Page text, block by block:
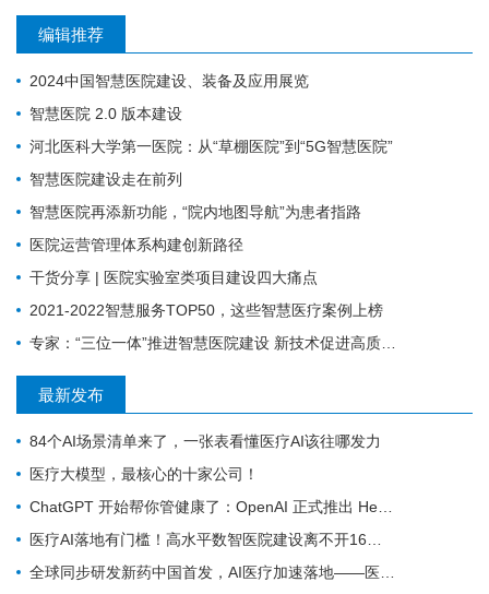
编辑推荐
2024中国智慧医院建设、装备及应用展览
智慧医院 2.0 版本建设
河北医科大学第一医院：从“草棚医院”到“5G智慧医院”
智慧医院建设走在前列
智慧医院再添新功能，“院内地图导航”为患者指路
医院运营管理体系构建创新路径
干货分享 | 医院实验室类项目建设四大痛点
2021-2022智慧服务TOP50，这些智慧医疗案例上榜
专家：“三位一体”推进智慧医院建设 新技术促进高质量发展
最新发布
84个AI场景清单来了，一张表看懂医疗AI该往哪发力
医疗大模型，最核心的十家公司！
ChatGPT 开始帮你管健康了：OpenAI 正式推出 Health 功能，AI 进入医疗意味着什么？
医疗AI落地有门槛！高水平数智医院建设离不开16个能力（附自查表）
全球同步研发新药中国首发，AI医疗加速落地——医疗前沿资讯速览